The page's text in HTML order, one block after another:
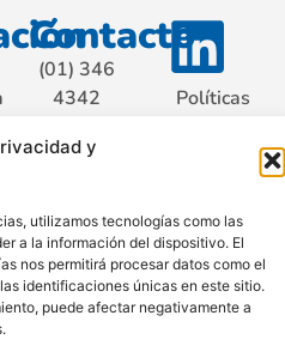
y
utilizamos tecnologías como las
a la información del dispositivo. El
nos permitirá procesar datos como el
identificaciones únicas en este sitio.
puede afectar negativamente a
Contacto
(01) 346
4342
Políticas
privacidad